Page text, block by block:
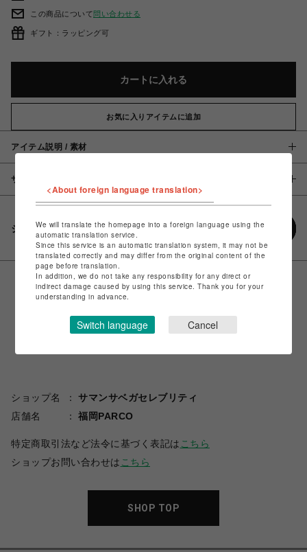
この商品について問い合わせる
ギフト：ラッピング可
カートに入れる
お気に入りアイテムに追加
アイテム説明 / 素材
サイズ
シェアする
ショップ名
サマンサベガセレブリティ
店舗名
福岡PARCO
特定商取引法など法令に基づく表記は こちら
ショップお問い合わせは こちら
SHOP TOP
<About foreign language translation>
We will translate the homepage into a foreign language using the
automatic translation service.
Since this service is an automatic translation system, it may not be
translated correctly and may differ from the original content of the
page before translation.
In addition, we do not take any responsibility for any direct or
indirect damage caused by using this service. Thank you for your
understanding in advance.
Switch language Cancel